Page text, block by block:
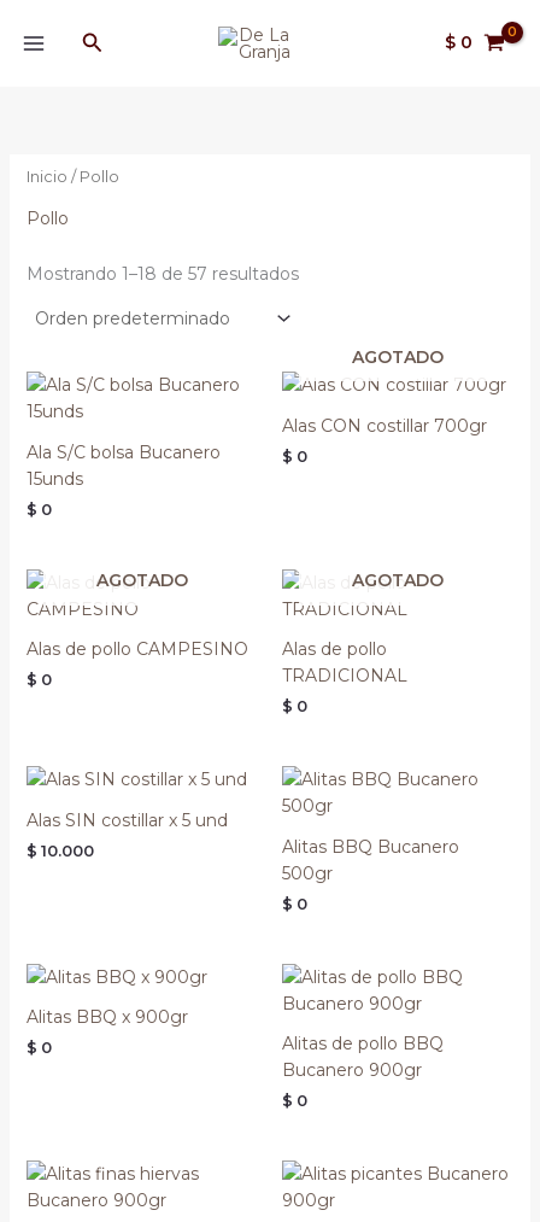
Buscar $ 0
Inicio / Pollo
Pollo
Mostrando 1–18 de 57 resultados
Ala S/C bolsa Bucanero
15unds
$ 0
AGOTADO
Alas CON costillar 700gr
$ 0
AGOTADO
Alas de pollo CAMPESINO
$ 0
AGOTADO
Alas de pollo
TRADICIONAL
$ 0
Alas SIN costillar x 5 und
$ 10.000
Alitas BBQ Bucanero
500gr
$ 0
Alitas BBQ x 900gr
$ 0
Alitas de pollo BBQ
Bucanero 900gr
$ 0